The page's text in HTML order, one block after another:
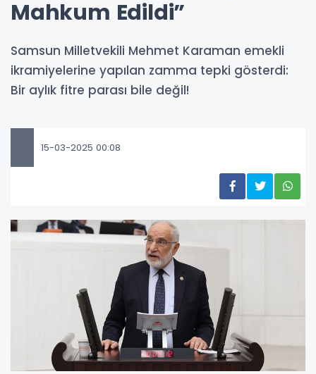
Mahkum Edildi”
Samsun Milletvekili Mehmet Karaman emekli
ikramiyelerine yapılan zamma tepki gösterdi:
Bir aylık fitre parası bile değil!
15-03-2025 00:08